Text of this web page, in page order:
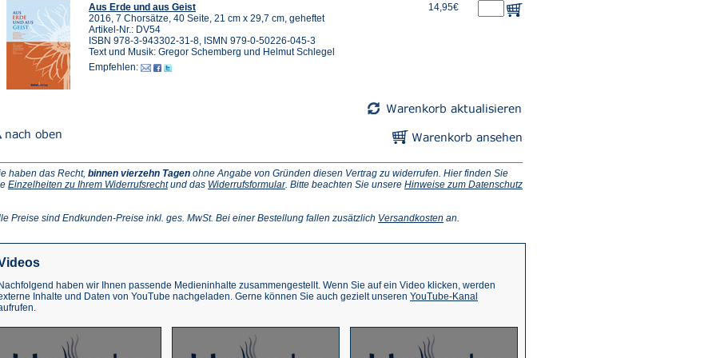
Aus Erde und aus Geist
2016, 7 Chorsätze, 40 Seite, 21 cm x 29,7 cm, geheftet
Artikel-Nr.: DV54
ISBN 978-3-943302-31-8, ISMN 979-0-50226-045-3
Text und Musik: Gregor Schemberg und Helmut Schlegel
Empfehlen:
14,95€
haben das Recht, binnen vierzehn Tagen ohne Angabe von Gründen diesen Vertrag zu widerrufen. Hier finden Sie
Einzelheiten zu Ihrem Widerrufsrecht(Öffnet
neuen
und das Widerrufsformular(Öffnet
neuen
. Bitte beachten Sie unsere Hinweise zum Datenschutz
Preise sind Endkunden-Preise inkl. ges. MwSt. Bei einer Bestellung fallen zusätzlich Versandkosten (Öffnet
an.
Nachfolgend haben wir Ihnen passende Medieninhalte zusammengestellt. Wenn Sie auf ein Video klicken, werden
Inhalte und Daten von YouTube nachgeladen. Gerne können Sie auch gezielt unseren YouTube-Kanal
neuen